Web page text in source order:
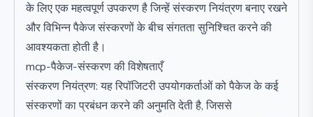
के लिए एक महत्वपूर्ण उपकरण है जिन्हें संस्करण नियंत्रण बनाए रखने
और विभिन्न पैकेज संस्करणों के बीच संगतता सुनिश्चित करने की
आवश्यकता होती है।
mcp-पैकेज-संस्करण की विशेषताएँ
संस्करण नियंत्रण: यह रिपॉजिटरी उपयोगकर्ताओं को पैकेज के कई
संस्करणों का प्रबंधन करने की अनुमति देती है, जिससे